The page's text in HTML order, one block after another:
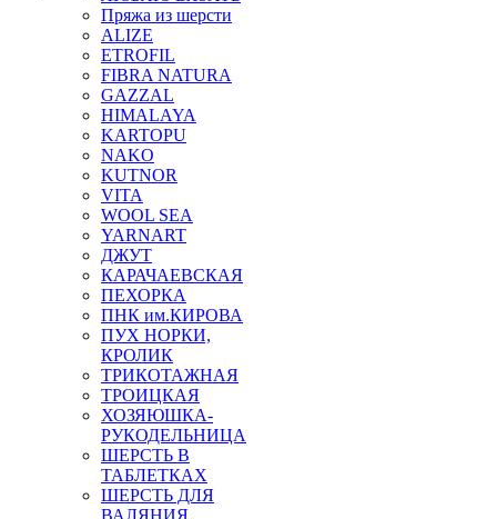
Пряжа из шерсти
ALIZE
ETROFIL
FIBRA NATURA
GAZZAL
HIMALAYA
KARTOPU
NAKO
KUTNOR
VITA
WOOL SEA
YARNART
ДЖУТ
КАРАЧАЕВСКАЯ
ПЕХОРКА
ПНК им.КИРОВА
ПУХ НОРКИ,
КРОЛИК
ТРИКОТАЖНАЯ
ТРОИЦКАЯ
ХОЗЯЮШКА-
РУКОДЕЛЬНИЦА
ШЕРСТЬ В
ТАБЛЕТКАХ
ШЕРСТЬ ДЛЯ
ВАЛЯНИЯ